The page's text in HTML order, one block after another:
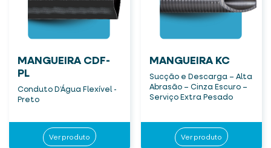
MANGUEIRA CDF-
PL
Conduto D’Água Flexível -
Preto
Ver produto
MANGUEIRA KC
Sucção e Descarga – Alta
Abrasão – Cinza Escuro –
Serviço Extra Pesado
Ver produto